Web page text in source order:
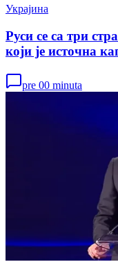
Украјина
Руси се са три
који је источна
pre 00 minuta